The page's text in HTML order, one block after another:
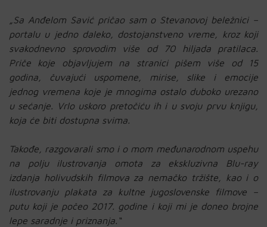
„Sa Anđelom Savić pričao sam o Stevanovoj beležnici –
portalu u jedno daleko, dostojanstveno vreme, kroz koji
svakodnevno sprovodim više od 70 hiljada pratilaca.
Priče koje objavljujem na stranici pišem više od 15
godina, čuvajući uspomene, mirise, slike i emocije
jednog vremena koje je mnogima ostalo duboko urezano
u sećanje. Vrlo uskoro pretočiću ih i u svoju prvu knjigu,
koja će biti dostupna svima.
Takođe, razgovarali smo i o mom međunarodnom uspehu
na polju ilustrovanja omota za ekskluzivna Blu-ray
izdanja holivudskih filmova za nemačko tržište, kao i o
ilustrovanju plakata za kultne jugoslovenske filmove –
putu koji je počeo 2017. godine i koji mi je doneo brojne
lepe saradnje i priznanja.“